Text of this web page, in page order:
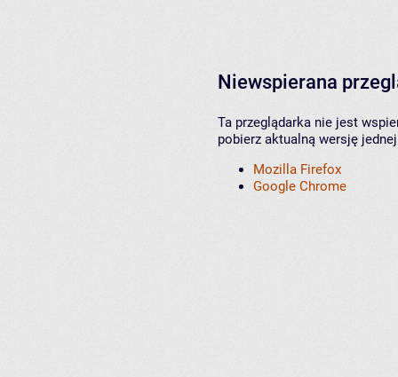
Niewspierana
Ta przeglądarka nie jest
pobierz aktualną wersję
Mozilla Firefox
Google Chrome